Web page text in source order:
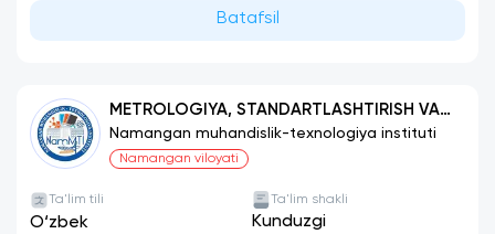
Batafsil
METROLOGIYA, STANDARTLASHTIRISH VA
MAHSULOT SIFATI MENEJMENTI
(TARMOQLAR BO‘YICHA)
Namangan muhandislik-texnologiya instituti
Namangan viloyati
Ta'lim tili
O‘zbek
Ta'lim shakli
Kunduzgi